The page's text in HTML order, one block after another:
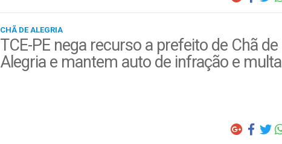
CHÃ DE ALEGRIA
TCE-PE nega recurso a prefeito de Chã de
Alegria e mantem auto de infração e multa